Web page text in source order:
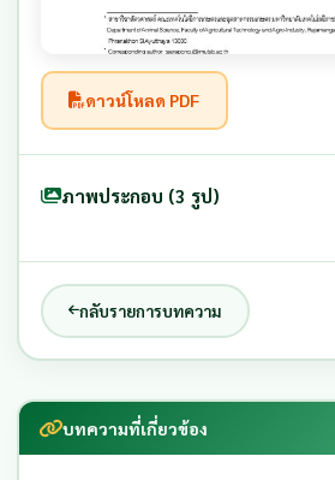
ดาวน์โหลด PDF
ภาพประกอบ (3 รูป)
กลับรายการบทความ
บทความที่เกี่ยวข้อง